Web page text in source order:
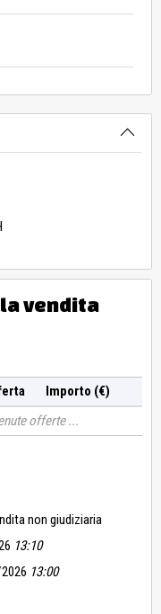
vendita
Importo (€)
offerte
non giudiziaria
13:10
13:00